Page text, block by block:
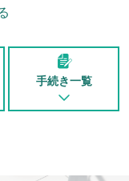
手続き一覧